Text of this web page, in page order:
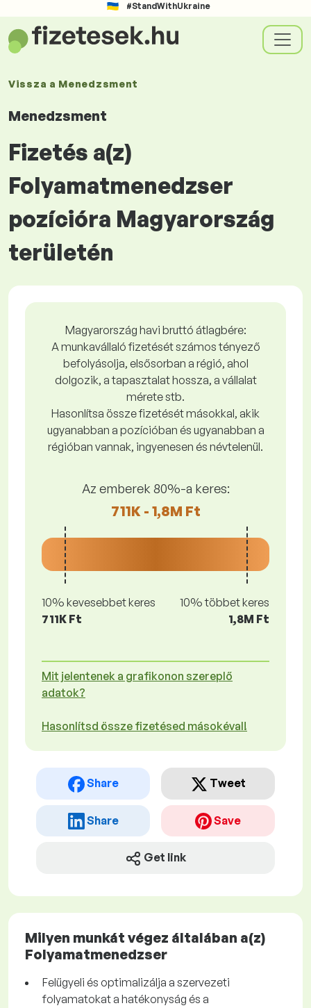
#StandWithUkraine
Vissza a Menedzsment
Menedzsment
Fizetés a(z)
Folyamatmenedzser
pozícióra Magyarország
területén
Magyarország havi bruttó átlagbére:
A munkavállaló fizetését számos tényező
befolyásolja, elsősorban a régió, ahol
dolgozik, a tapasztalat hossza, a vállalat
mérete stb.
Hasonlítsa össze fizetését másokkal, akik
ugyanabban a pozícióban és ugyanabban a
régióban vannak, ingyenesen és névtelenül.
Az emberek 80%-a keres:
711K - 1,8M Ft
10% kevesebbet keres
711K Ft
10% többet keres
1,8M Ft
Mit jelentenek a grafikonon szereplő
adatok?
Hasonlítsd össze fizetésed másokéval!
Share Tweet
Share Save
Get link
Milyen munkát végez általában a(z)
Folyamatmenedzser
Felügyeli és optimalizálja a szervezeti
folyamatokat a hatékonyság és a